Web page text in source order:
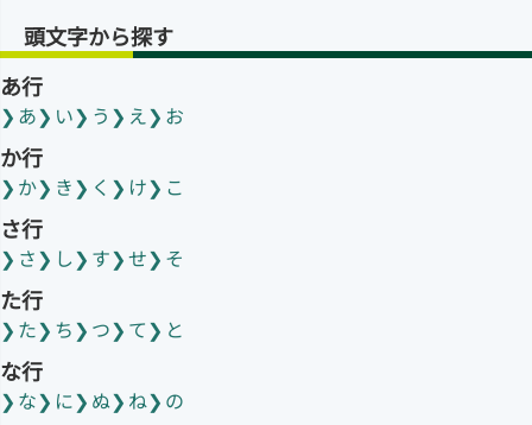
頭文字から探す
あ行
あ い う え お
か行
か き く け こ
さ行
さ し す せ そ
た行
た ち つ て と
な行
な に ぬ ね の